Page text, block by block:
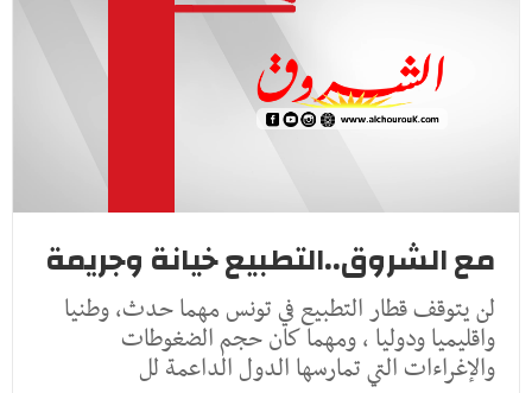
مع الشروق..التطبيع خيانة وجريمة
لن يتوقف قطار التطبيع في تونس مهما حدث، وطنيا
واقليميا ودوليا ، ومهما كان حجم الضغوطات
والإغراءات التي تمارسها الدول الداعمة لل